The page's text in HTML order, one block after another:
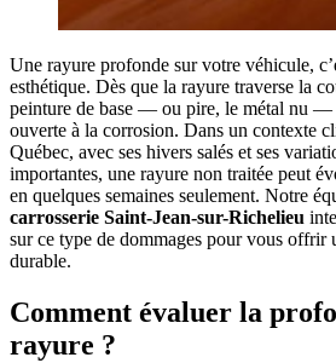
Une rayure profonde sur votre véhicule,
esthétique. Dès que la rayure traverse la
peinture de base — ou pire, le métal nu —
ouverte à la corrosion. Dans un contexte
Québec, avec ses hivers salés et ses
importantes, une rayure non traitée peut
en quelques semaines seulement. Notre
carrosserie Saint-Jean-sur-Richelieu
sur ce type de dommages pour vous offrir
durable.
Comment évaluer la
rayure ?